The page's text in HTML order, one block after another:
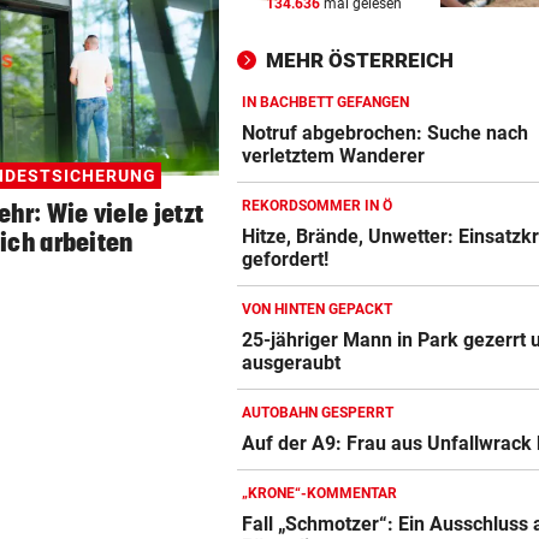
Wie viele jetzt
arbeiten
EINST KONKURRENTINNEN vor
„Legende!“ Emotionaler
Post für Gut-Behrami
AUTOBAHN GESPERRT vor
Auf der A9: Frau aus
befreit
WAHNSINNS-AUSSICHT vor 2
Von hier aus blicken Sie auf
Dreistausender
134.636 mal gelesen
MEHR ÖSTERREICH
IN BACHBETT GEFANGEN
Notruf abgebrochen: Suche nach
verletztem Wanderer
REKORDSOMMER IN Ö
Hitze, Brände, Unwetter:
gefordert!
VON HINTEN GEPACKT
25-jähriger Mann in Park gezerrt
ausgeraubt
AUTOBAHN GESPERRT
Auf der A9: Frau aus Unfallwrack
„KRONE“-KOMMENTAR
Fall „Schmotzer“: Ein Ausschluss